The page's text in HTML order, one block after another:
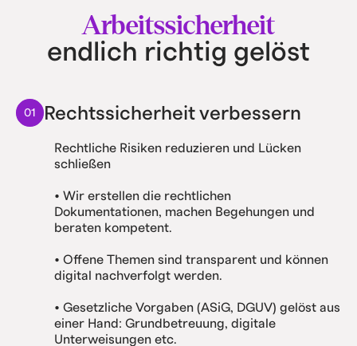
Arbeitssicherheit
endlich richtig gelöst
01 Rechtssicherheit verbessern
Rechtliche Risiken reduzieren und Lücken
schließen
• Wir erstellen die rechtlichen
Dokumentationen, machen Begehungen und
beraten kompetent.
• Offene Themen sind transparent und können
digital nachverfolgt werden.
• Gesetzliche Vorgaben (ASiG, DGUV) gelöst aus
einer Hand: Grundbetreuung, digitale
Unterweisungen etc.